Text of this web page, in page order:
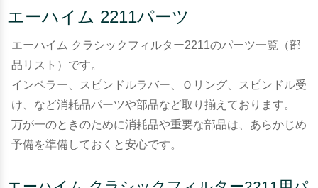
エーハイム 2211パーツ
エーハイム クラシックフィルター2211のパーツ一覧（部
品リスト）です。
インペラー、スピンドルラバー、Ｏリング、スピンドル受
け、など消耗品パーツや部品など取り揃えております。
万が一のときのために消耗品や重要な部品は、あらかじめ
予備を準備しておくと安心です。